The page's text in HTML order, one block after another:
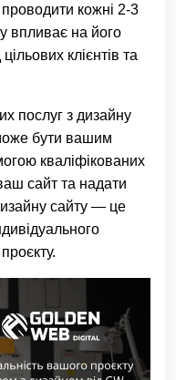
проводити кожні 2-3
впливає на його
клієнтів та
послуг з дизайну
бути вашим
кваліфікованих
сайт та надати
сайту — це